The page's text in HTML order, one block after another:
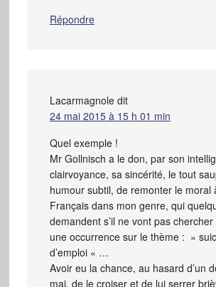
Répondre
Lacarmagnole dit
24 mai 2015 à 15 h 01 min
Quel exemple !
Mr Gollnisch a le don, par son
clairvoyance, sa sincérité, le tout
humour subtil, de remonter le moral
Français dans mon genre, qui
demandent s’il ne vont pas
une occurrence sur le thème : »
d’emploi « …
Avoir eu la chance, au hasard d’un
mai, de le croiser et de lui serrer